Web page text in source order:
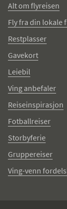
Alt om flyreisen
Fly fra din lokale
Restplasser
Gavekort
Leiebil
Ving anbefaler
Reiseinspirasjon
Fotballreiser
Storbyferie
Gruppereiser
Ving-venn